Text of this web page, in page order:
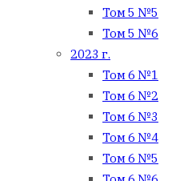
Том 5 №5
Том 5 №6
2023 г.
Том 6 №1
Том 6 №2
Том 6 №3
Том 6 №4
Том 6 №5